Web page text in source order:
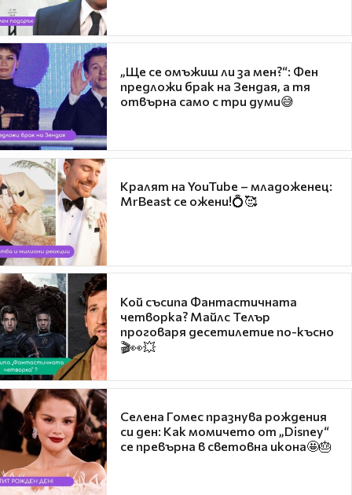
„Ще се омъжиш ли за мен?“: Фен
предложи брак на Зендая, а тя
отвърна само с три думи😅
Кралят на YouTube – младоженец:
MrBeast се ожени!💍🥰
Кой съсипа Фантастичната
четворка? Майлс Телър
проговаря десетилетие по-късно
🎬👀💥
Селена Гомес празнува рождения
си ден: Как момичето от „Disney“
се превърна в световна икона🤩🎂